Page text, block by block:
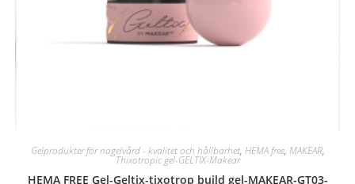
Gelprodukter för nagelvård - kvalitet och hållbarhet, HEMA free, MAKEAR,
Thixotropic gel-GELTIX-Makear
HEMA FREE Gel-Geltix-tixotrop build gel-MAKEAR-GT03-